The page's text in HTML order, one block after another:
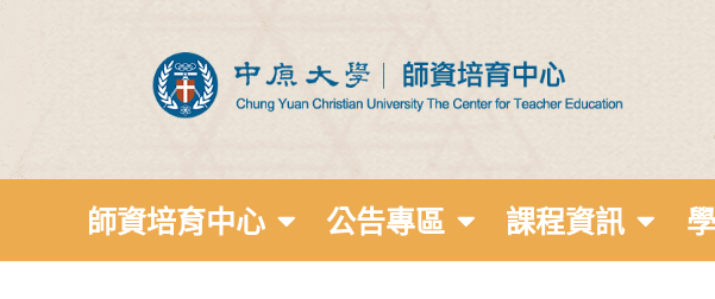
師資培育中心 公告專區 課程資訊